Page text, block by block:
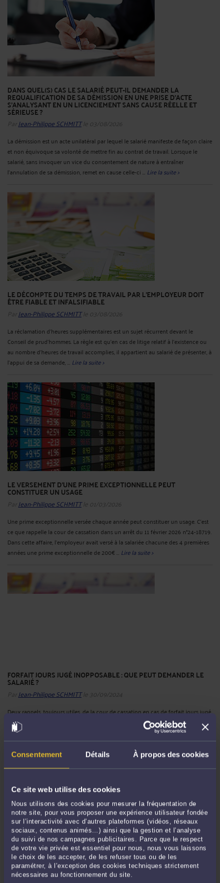
Consentement Détails À propos des cookies
Ce site web utilise des cookies
Nous utilisons des cookies pour mesurer la fréquentation de
notre site, pour vous proposer une expérience utilisateur fondée
sur l’interactivité avec d’autres plateformes (vidéos, réseaux
sociaux, contenus animés…) ainsi que la gestion et l’analyse
du suivi de nos campagnes publicitaires. Parce que le respect
de votre vie privée est essentiel pour nous, nous vous laissons
le choix de les accepter, de les refuser tous ou de les
paramétrer, à l’exception des cookies techniques strictement
nécessaires au fonctionnement du site.
DANS QUEL(S) CAS LE SALARIÉ PEUT-IL DEMANDER LA
REQUALIFICATION DE SA DÉMISSION EN UNE PRISE D'ACTE
S'ANALYSANT EN UN LICENCIEMENT SANS CAUSE RÉELLE ET
SÉRIEUSE ?
Par Jean-Philippe SCHMITTle 03/08/2026
La démission est un acte unilatéral par lequel le salarié manifeste de façon claire
et non équivoque sa volonté de mettre fin au contrat de travail. Lorsque le
salarié, sans invoquer un vice du consentement de nature à entraîner
l'annulation de sa démission, remet en cause celle-ci ... Lire la suite >
LE DÉCOMPTE DU TEMPS DE TRAVAIL PAR L'EMPLOYEUR DOIT
ÊTRE FIABLE ET INFALSIFIABLE
Par Jean-Philippe SCHMITTle 03/08/2026
La réclamation d’heures supplémentaires est un sujet récurrent devant le
Conseil de prud’hommes. La règle est qu’en cas de litige relatif à l’existence ou
au nombre d’heures de travail accomplies, il appartient au salarié de présenter, à
l’appui de sa demande, ... Lire la suite >
LE VERSEMENT D'UNE PRIME EXCEPTIONNELLE PEUT
CONSTITUER UN USAGE
Par Jean-Philippe SCHMITTle 01/03/2026
Une prime exceptionnelle versée chaque année peut constituer un usage. C’est
ce que rappelle la cour de cassation dans un arrêt du 11 février 2026 n°24-18719.
Dans cette affaire, l’employeur avait versé à la salariée chacune des 4 premières
années une prime exceptionnelle de 200€ ... Lire la suite >
FORFAIT JOURS JUGÉ INOPPOSABLE : QUE PEUT DEMANDER LE
SALARIÉ ?
Par Jean-Philippe SCHMITTle 30/09/2024
Deux rappels, toujours utiles, de la cour de cassation en cas de forfait jours jugé
inopposable. Le premier est d’indiquer que le salarié, qui a été soumis à tort à un
forfait annuel en jours, peut prétendre au paiement d'heures supplémentaires
dont le juge doit vérifier l'existence et ...Lire la suite >
REQUALIFICATION DU TEMPS PARTIEL EN TEMPS COMPLET : LE
CAS DE LA RÉPARTITION DES HORAIRES